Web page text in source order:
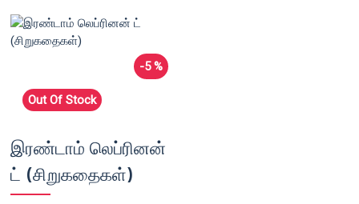
-5 %
Out Of Stock
இரண்டாம் லெப்ரினன்
ட் (சிறுகதைகள்)